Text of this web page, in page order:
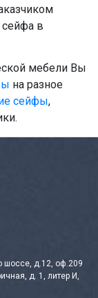
в
мебели Вы
на разное
сейфы,
шоссе, д.12, оф.209
д. 1, литер И,